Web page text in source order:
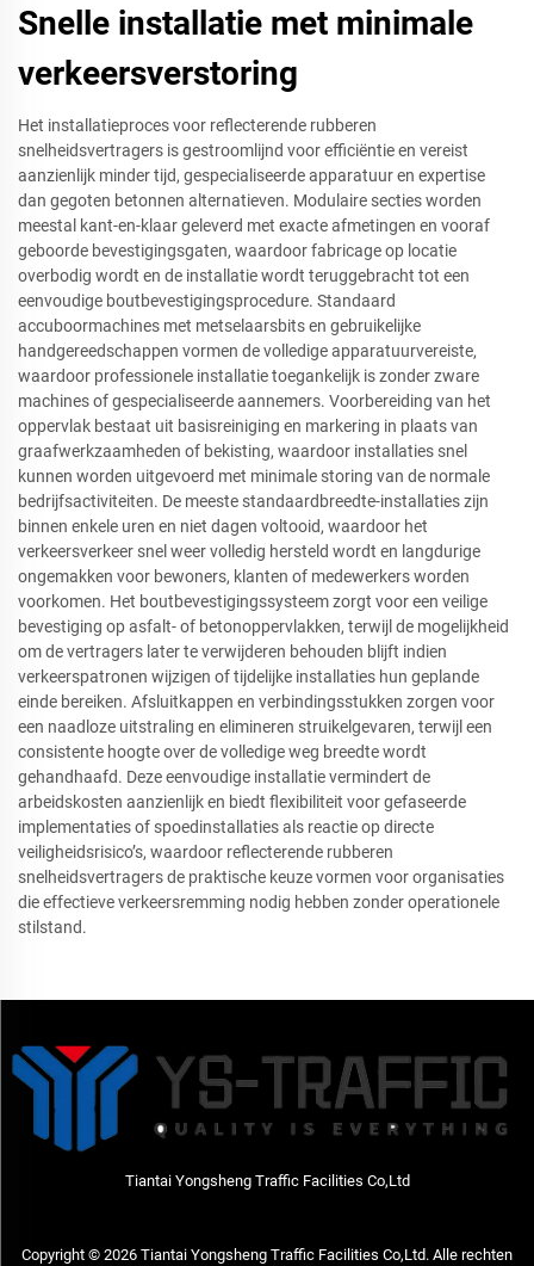
Snelle installatie met minimale
verkeersverstoring
Het installatieproces voor reflecterende rubberen
snelheidsvertragers is gestroomlijnd voor efficiëntie en vereist
aanzienlijk minder tijd, gespecialiseerde apparatuur en expertise
dan gegoten betonnen alternatieven. Modulaire secties worden
meestal kant-en-klaar geleverd met exacte afmetingen en vooraf
geboorde bevestigingsgaten, waardoor fabricage op locatie
overbodig wordt en de installatie wordt teruggebracht tot een
eenvoudige boutbevestigingsprocedure. Standaard
accuboormachines met metselaarsbits en gebruikelijke
handgereedschappen vormen de volledige apparatuurvereiste,
waardoor professionele installatie toegankelijk is zonder zware
machines of gespecialiseerde aannemers. Voorbereiding van het
oppervlak bestaat uit basisreiniging en markering in plaats van
graafwerkzaamheden of bekisting, waardoor installaties snel
kunnen worden uitgevoerd met minimale storing van de normale
bedrijfsactiviteiten. De meeste standaardbreedte-installaties zijn
binnen enkele uren en niet dagen voltooid, waardoor het
verkeersverkeer snel weer volledig hersteld wordt en langdurige
ongemakken voor bewoners, klanten of medewerkers worden
voorkomen. Het boutbevestigingssysteem zorgt voor een veilige
bevestiging op asfalt- of betonoppervlakken, terwijl de mogelijkheid
om de vertragers later te verwijderen behouden blijft indien
verkeerspatronen wijzigen of tijdelijke installaties hun geplande
einde bereiken. Afsluitkappen en verbindingsstukken zorgen voor
een naadloze uitstraling en elimineren struikelgevaren, terwijl een
consistente hoogte over de volledige weg breedte wordt
gehandhaafd. Deze eenvoudige installatie vermindert de
arbeidskosten aanzienlijk en biedt flexibiliteit voor gefaseerde
implementaties of spoedinstallaties als reactie op directe
veiligheidsrisico’s, waardoor reflecterende rubberen
snelheidsvertragers de praktische keuze vormen voor organisaties
die effectieve verkeersremming nodig hebben zonder operationele
stilstand.
Tiantai Yongsheng Traffic Facilities Co,Ltd
Copyright © 2026 Tiantai Yongsheng Traffic Facilities Co,Ltd. Alle rechten